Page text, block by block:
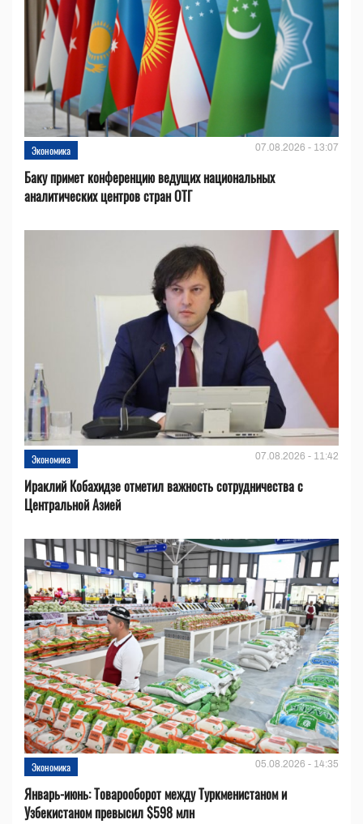
Экономика 07.08.2026 - 13:07
Баку примет конференцию ведущих национальных
аналитических центров стран ОТГ
Экономика 07.08.2026 - 11:42
Ираклий Кобахидзе отметил важность сотрудничества с
Центральной Азией
Экономика 05.08.2026 - 14:35
Январь-июнь: Товарооборот между Туркменистаном и
Узбекистаном превысил $598 млн